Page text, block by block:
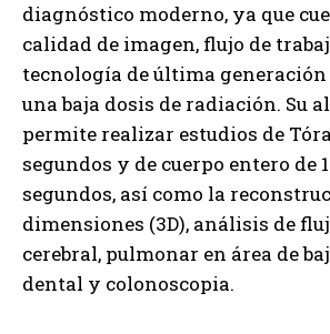
diagnóstico moderno, ya que
calidad de imagen, flujo de
tecnología de última
una baja dosis de radiación. Su
permite realizar estudios de
segundos y de cuerpo entero de
segundos, así como la
dimensiones (3D), análisis de
cerebral, pulmonar en área de
dental y colonoscopia.